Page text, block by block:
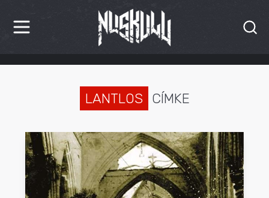
HÍREK
INTERJÚK
PREMIEREK
LANTLOS CÍMKE